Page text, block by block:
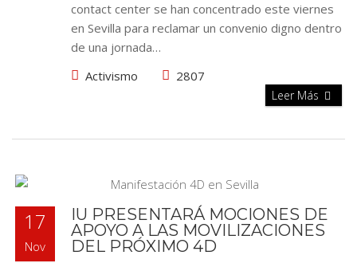
contact center se han concentrado este viernes
en Sevilla para reclamar un convenio digno dentro
de una jornada…
Activismo
2807
Leer Más
17
Nov
IU PRESENTARÁ MOCIONES DE
APOYO A LAS MOVILIZACIONES
DEL PRÓXIMO 4D